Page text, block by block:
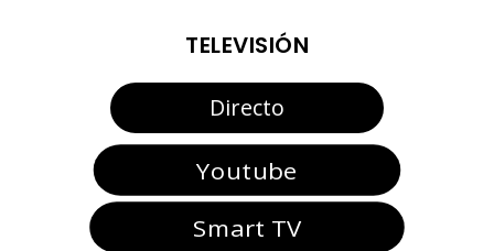
TELEVISIÓN
Directo
Youtube
Smart TV